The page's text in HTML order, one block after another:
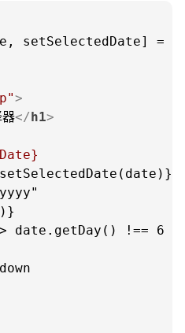
setSelectedDate] =
>
</h1>
date.getDay() !== 6